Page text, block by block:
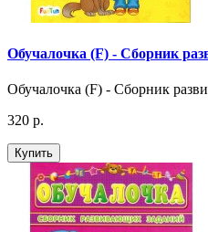
Обучалочка (F) - Сборник
Обучалочка (F) - Сборник
320 р.
Купить